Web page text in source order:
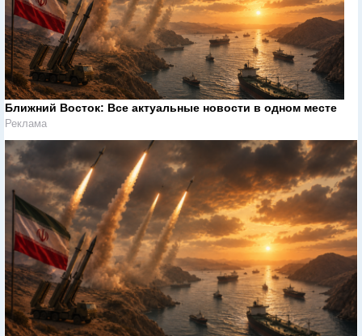
Ближний Восток: Все актуальные новости в одном месте
Реклама